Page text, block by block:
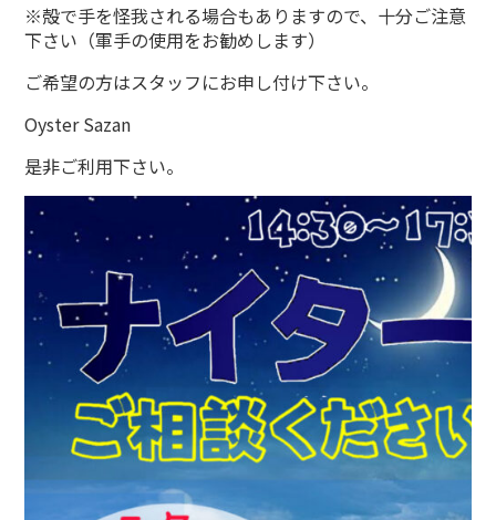
※殻で手を怪我される場合もありますので、十分ご注意
下さい（軍手の使用をお勧めします）
ご希望の方はスタッフにお申し付け下さい。
Oyster Sazan
是非ご利用下さい。